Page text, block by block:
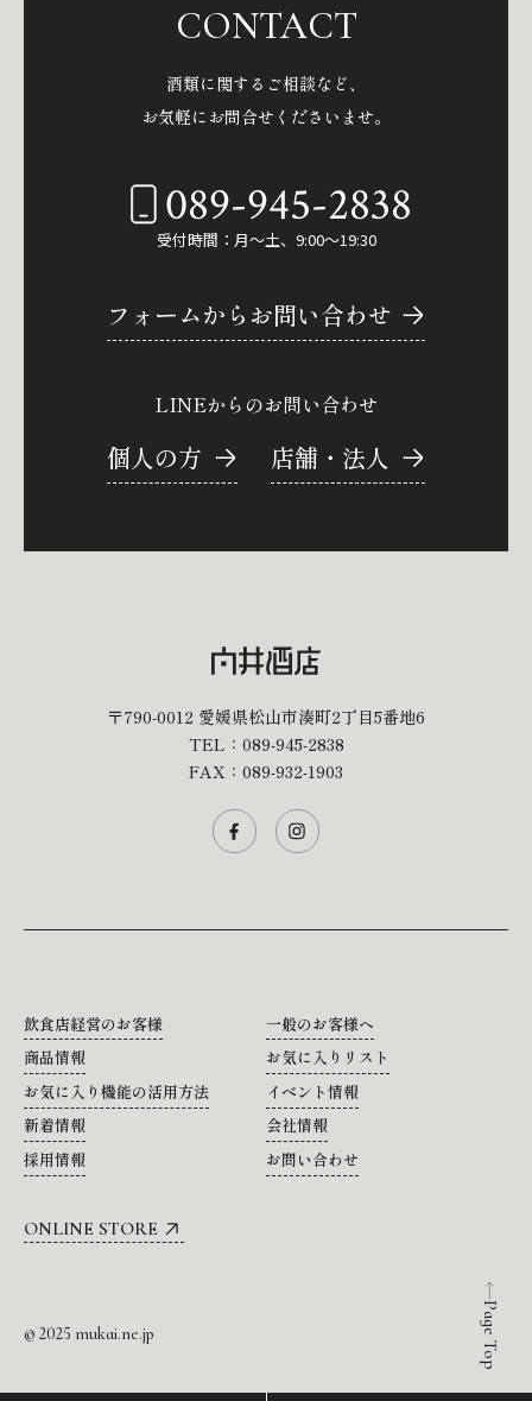
Page Top
CONTACT
酒類に関するご相談など、
お気軽にお問合せくださいませ。
089-945-2838
受付時間：月～土、9:00～19:30
フォームからお問い合わせ
LINEからのお問い合わせ
個人の方 店舗・法人
〒790-0012 愛媛県松山市湊町2丁目5番地6
TEL： 089-945-2838
FAX：089-932-1903
飲食店経営のお客様
一般のお客様へ
商品情報
お気に入りリスト
お気に入り機能の活用方法
イベント情報
新着情報
会社情報
採用情報
お問い合わせ
ONLINE STORE
© 2025 mukai.ne.jp